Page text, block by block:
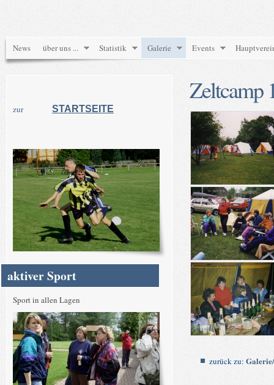
News über uns ... Statistik Galerie Events
Zeltcamp
zurück zu:
zur STARTSEITE
aktiver Sport
Sport in allen Lagen